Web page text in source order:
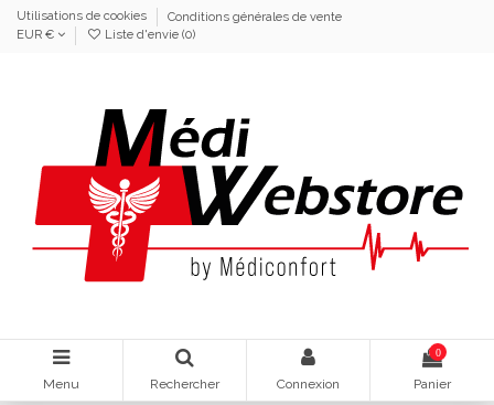
Utilisations de cookies
Conditions générales de vente
EUR €
Liste d'envie (0)
Menu Rechercher Connexion
0
Panier